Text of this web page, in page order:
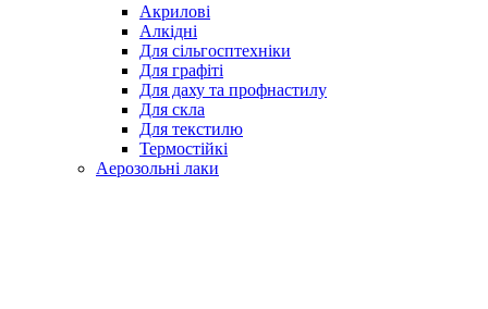
Акрилові
Алкідні
Для cільгосптехніки
Для графіті
Для даху та профнастилу
Для скла
Для текстилю
Термостійкі
Аерозольні лаки